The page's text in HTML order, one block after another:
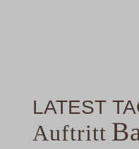
LATEST
Auftritt